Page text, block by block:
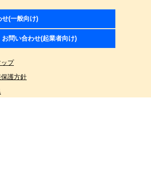
せ(一般向け)
お問い合わせ(起業者向け)
プ
護方針